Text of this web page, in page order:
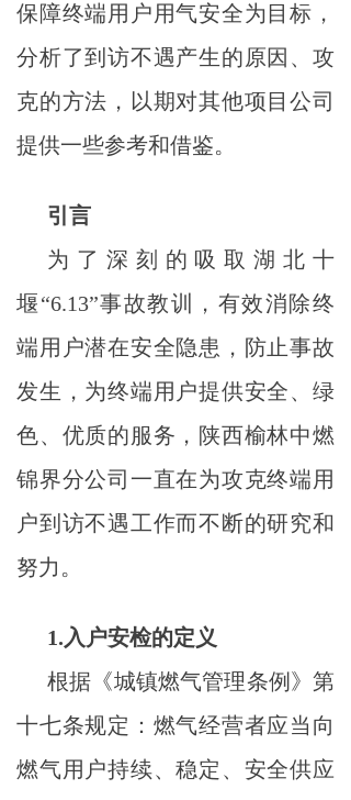
保障终端用户用气安全为目标，
分析了到访不遇产生的原因、攻
克的方法，以期对其他项目公司
提供一些参考和借鉴。
引言
为了深刻的吸取湖北十
堰“6.13”事故教训，有效消除终
端用户潜在安全隐患，防止事故
发生，为终端用户提供安全、绿
色、优质的服务，陕西榆林中燃
锦界分公司一直在为攻克终端用
户到访不遇工作而不断的研究和
努力。
1.入户安检的定义
根据《城镇燃气管理条例》第
十七条规定：燃气经营者应当向
燃气用户持续、稳定、安全供应